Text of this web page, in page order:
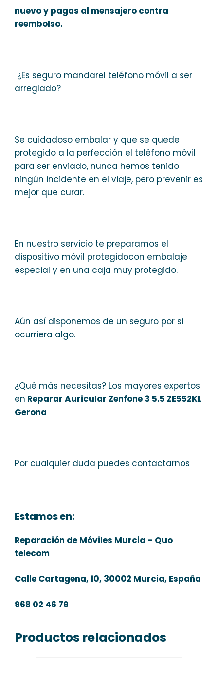
nuevo y pagas al mensajero contra
reembolso.
¿Es seguro mandarel teléfono móvil a ser
arreglado?
Se cuidadoso embalar y que se quede
protegido a la perfección el teléfono móvil
para ser enviado, nunca hemos tenido
ningún incidente en el viaje, pero prevenir es
mejor que curar.
En nuestro servicio te preparamos el
dispositivo móvil protegidocon embalaje
especial y en una caja muy protegido.
Aún así disponemos de un seguro por si
ocurriera algo.
¿Qué más necesitas? Los mayores expertos
en Reparar Auricular Zenfone 3 5.5 ZE552KL
Gerona
Por cualquier duda puedes contactarnos
Estamos en:
Reparación de Móviles Murcia – Quo
telecom
Calle Cartagena, 10, 30002 Murcia, España
968 02 46 79
Productos relacionados